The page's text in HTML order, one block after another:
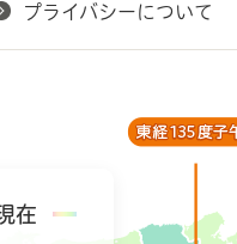
プライバシーについて
在